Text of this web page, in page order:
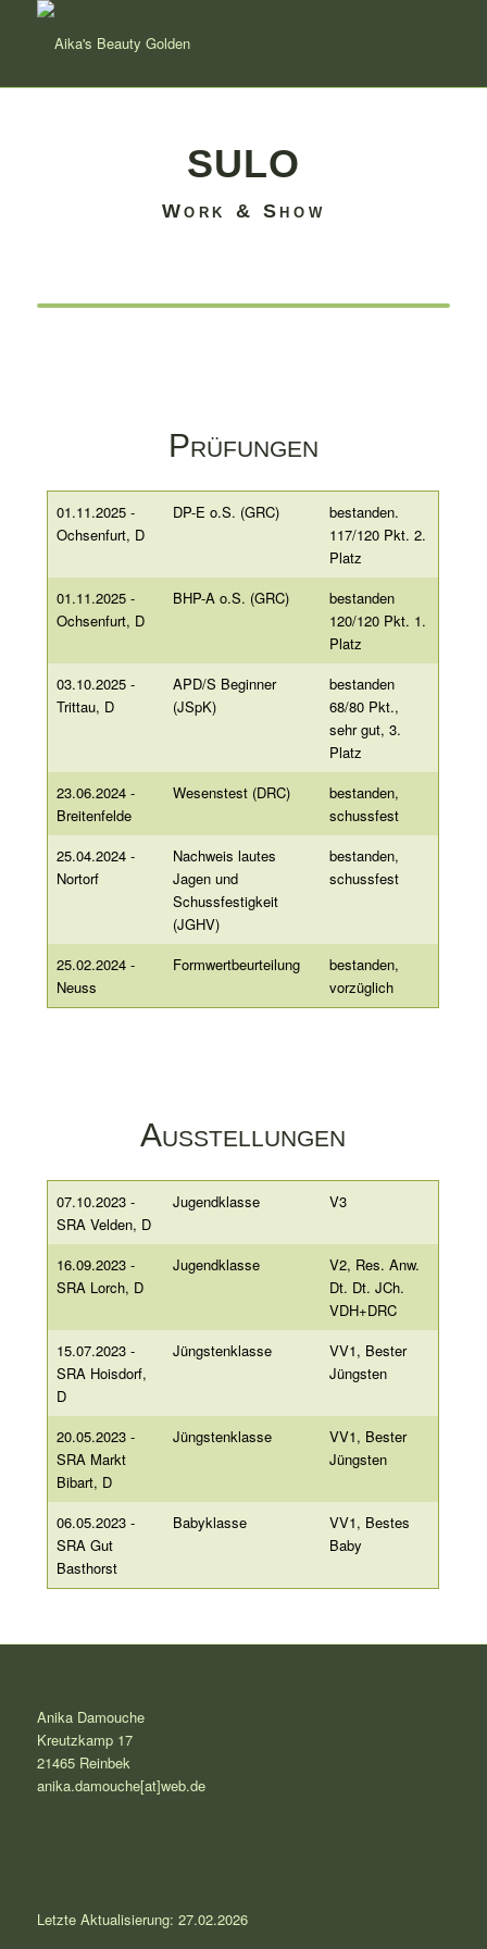
SULO
Work & Show
Prüfungen
01.11.2025 -
Ochsenfurt, D
DP-E o.S. (GRC)
bestanden.
117/120 Pkt. 2.
Platz
01.11.2025 -
Ochsenfurt, D
BHP-A o.S. (GRC)
bestanden
120/120 Pkt. 1.
Platz
03.10.2025 -
Trittau, D
APD/S Beginner
(JSpK)
bestanden
68/80 Pkt.,
sehr gut, 3.
Platz
23.06.2024 -
Breitenfelde
Wesenstest (DRC)
bestanden,
schussfest
25.04.2024 -
Nortorf
Nachweis lautes
Jagen und
Schussfestigkeit
(JGHV)
bestanden,
schussfest
25.02.2024 -
Neuss
Formwertbeurteilung
bestanden,
vorzüglich
Ausstellungen
07.10.2023 -
SRA Velden, D
Jugendklasse V3
16.09.2023 -
SRA Lorch, D
Jugendklasse
V2, Res. Anw.
Dt. Dt. JCh.
VDH+DRC
15.07.2023 -
SRA Hoisdorf,
D
Jüngstenklasse
VV1, Bester
Jüngsten
20.05.2023 -
SRA Markt
Bibart, D
Jüngstenklasse
VV1, Bester
Jüngsten
06.05.2023 -
SRA Gut
Basthorst
Babyklasse
VV1, Bestes
Baby
Anika Damouche
Kreutzkamp 17
21465 Reinbek
anika.damouche[at]web.de
Letzte Aktualisierung: 27.02.2026